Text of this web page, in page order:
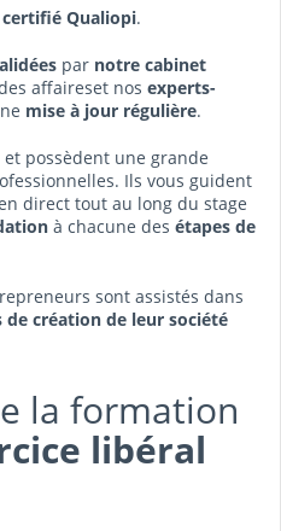
Qualiopi.
par notre cabinet
affaireset nos experts-
mise à jour régulière.
possèdent une grande
Ils vous guident
direct tout au long du stage
à chacune des étapes de
sont assistés dans
création de leur société
la formation
libéral